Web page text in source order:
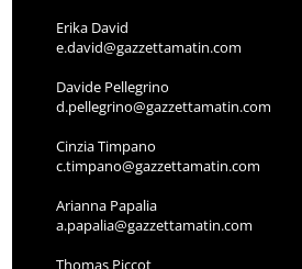
Erika David
e.david@gazzettamatin.com
Davide Pellegrino
d.pellegrino@gazzettamatin.com
Cinzia Timpano
c.timpano@gazzettamatin.com
Arianna Papalia
a.papalia@gazzettamatin.com
Thomas Piccot